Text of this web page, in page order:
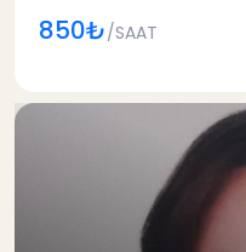
850₺/SAAT